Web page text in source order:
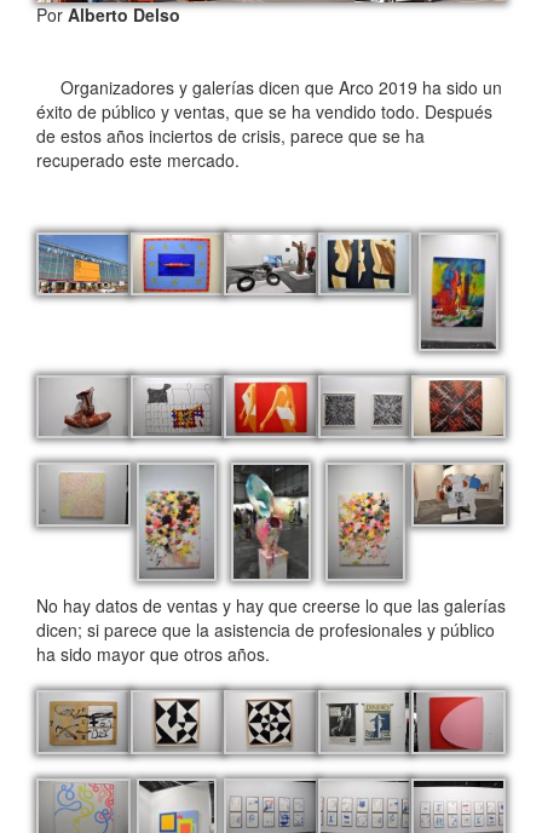
PorAlberto Delso
Organizadores y galerías dicen que Arco 2019 ha sido un
éxito de público y ventas, que se ha vendido todo. Después
de estos años inciertos de crisis, parece que se ha
recuperado este mercado.
No hay datos de ventas y hay que creerse lo que las galerías
dicen; si parece que la asistencia de profesionales y público
ha sido mayor que otros años.